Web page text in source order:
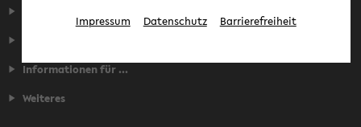
Informationen für ...
Weiteres
Impressum Datenschutz Barrierefreiheit